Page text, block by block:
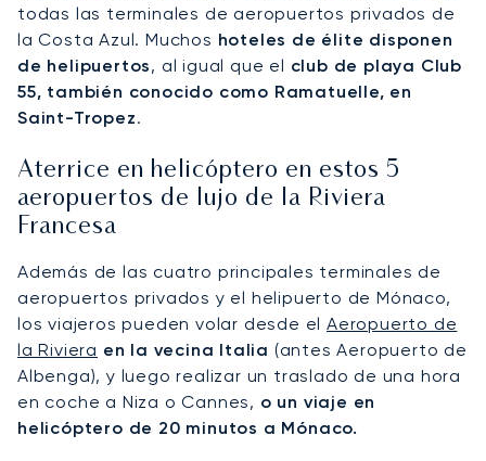
todas las terminales de aeropuertos privados de
la Costa Azul. Muchos hoteles de élite disponen
de helipuertos, al igual que el club de playa Club
55, también conocido como Ramatuelle, en
Saint-Tropez.
Aterrice en helicóptero en estos 5
aeropuertos de lujo de la Riviera
Francesa
Además de las cuatro principales terminales de
aeropuertos privados y el helipuerto de Mónaco,
los viajeros pueden volar desde el Aeropuerto de
la Riviera en la vecina Italia (antes Aeropuerto de
Albenga), y luego realizar un traslado de una hora
en coche a Niza o Cannes, o un viaje en
helicóptero de 20 minutos a Mónaco.